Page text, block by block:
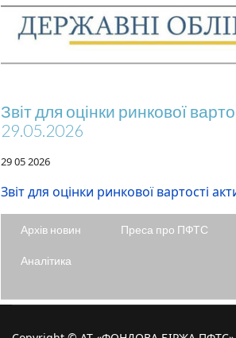
Звіт для оцінки ринкової
29.05.2026
29 05 2026
Звіт для оцінки ринкової вартості
Архів новин Преса про ПФТС
Аналітика